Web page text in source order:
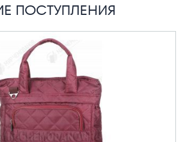
Чемоданы оптом
Чемоданы на колесах
Чемоданы детские
Пилоты на колесах
Рюкзаки детские для детских
чемоданов
Бьюти-кейсы
ПОСТУПЛЕНИЯ